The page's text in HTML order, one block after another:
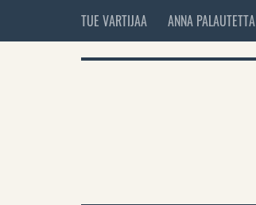
TUE VARTIJAA ANNA PALAUTETTA